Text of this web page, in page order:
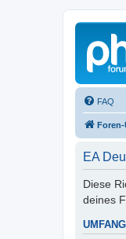
FAQ
EA
Diese
deines